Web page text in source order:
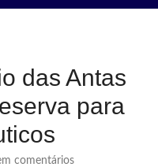
das Antas
para
comentários